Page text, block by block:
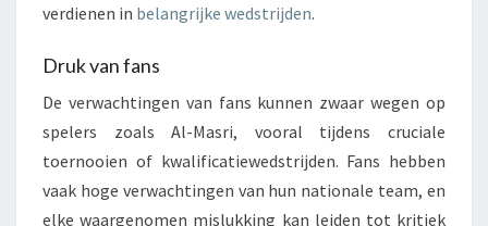
verdienen in belangrijke wedstrijden.
Druk van fans
De verwachtingen van fans kunnen zwaar wegen op
spelers zoals Al-Masri, vooral tijdens cruciale
toernooien of kwalificatiewedstrijden. Fans hebben
vaak hoge verwachtingen van hun nationale team, en
elke waargenomen mislukking kan leiden tot kritiek